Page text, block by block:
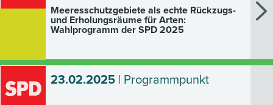
Meeresschutzgebiete als echte Rückzugs-
und Erholungsräume für Arten:
Wahlprogramm der SPD 2025
23.02.2025| Programmpunkt